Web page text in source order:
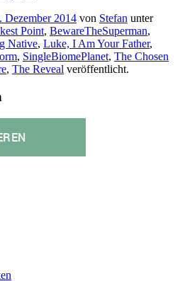
Dezember 2014 von Stefan unter
Point, BewareTheSuperman,
Native, Luke, I Am Your Father,
, SingleBiomePlanet, The Chosen
, The Reveal veröffentlicht.